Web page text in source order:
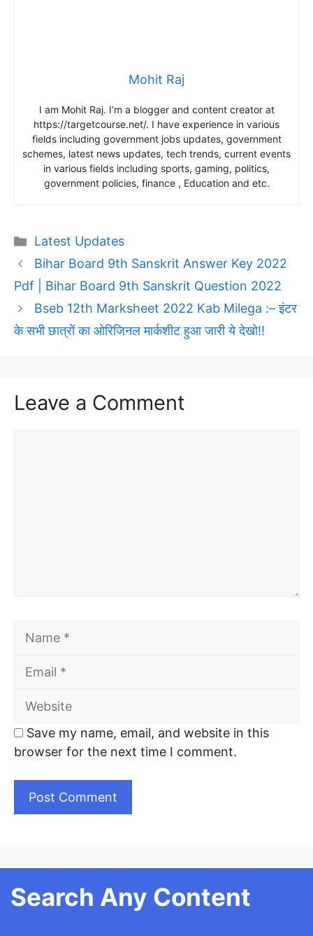
Mohit Raj
I am Mohit Raj. I’m a blogger and content creator at
https://targetcourse.net/. I have experience in various
fields including government jobs updates, government
schemes, latest news updates, tech trends, current events
in various fields including sports, gaming, politics,
government policies, finance , Education and etc.
Categories
Latest Updates
Bihar Board 9th Sanskrit Answer Key 2022
Pdf | Bihar Board 9th Sanskrit Question 2022
Bseb 12th Marksheet 2022 Kab Milega :– इंटर
के सभी छात्रों का ओरिजिनल मार्कशीट हुआ जारी ये देखो!!
Leave a Comment
Name
Email
Website
Save my name, email, and website in this
browser for the next time I comment.
Search Any Content